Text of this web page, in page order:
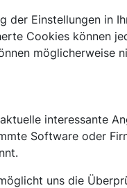
der Einstellungen in
Cookies können
möglicherweise
interessante
Software oder
uns die